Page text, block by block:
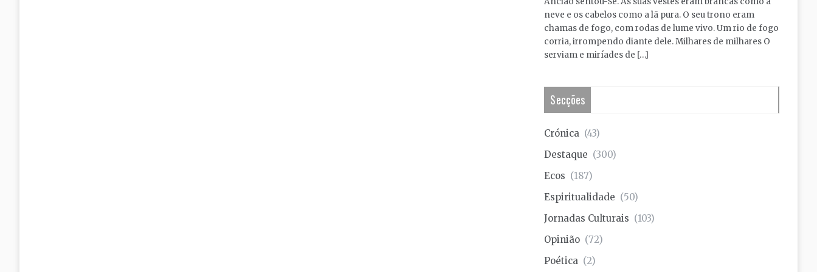
neve e os cabelos como a lã pura. O seu trono eram
chamas de fogo, com rodas de lume vivo. Um rio de fogo
corria, irrompendo diante dele. Milhares de milhares O
serviam e miríades de […]
Secções
Crónica (43)
Destaque (300)
Ecos (187)
Espiritualidade (50)
Jornadas Culturais (103)
Opinião (72)
Poética (2)